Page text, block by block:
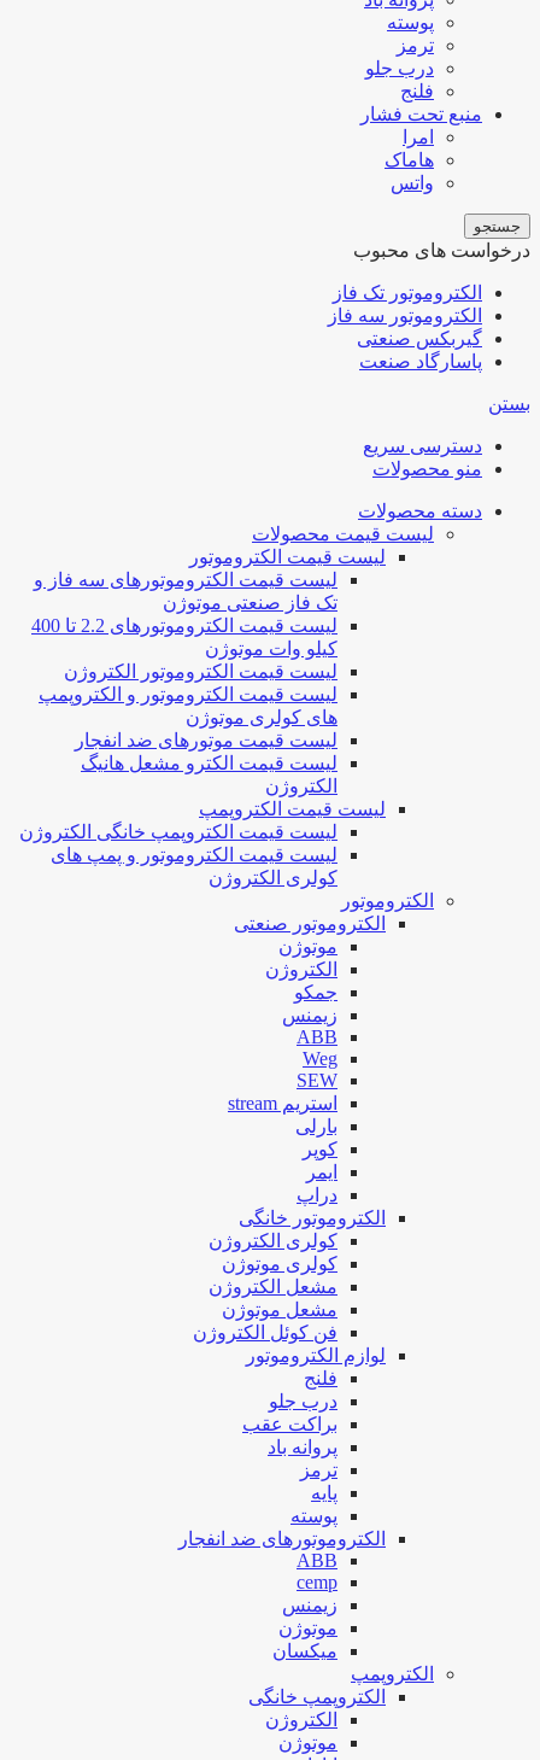
پوسته
ترمز
درب جلو
فلنج
منبع تحت فشار
امرا
هاماک
واتس
جستجو
درخواست های محبوب
الکتروموتور تک فاز
الکتروموتور سه فاز
گیربکس صنعتی
پاسارگاد صنعت
بستن
دسترسی سریع
منو محصولات
دسته محصولات
لیست قیمت محصولات
لیست قیمت الکتروموتور
لیست قیمت الکتروموتورهای سه فاز و
تک فاز صنعتی موتوژن
لیست قیمت الکتروموتورهای 2.2 تا 400
کیلو وات موتوژن
لیست قیمت الکتروموتور الکتروژن
لیست قیمت الکتروموتور و الکتروپمپ
های کولری موتوژن
لیست قیمت موتورهای ضد انفجار
لیست قیمت الکترو مشعل هانیگ
الکتروژن
لیست قیمت الکتروپمپ
لیست قیمت الکتروپمپ خانگی الکتروژن
لیست قیمت الکتروموتور و پمپ های
کولری الکتروژن
الکتروموتور
الکتروموتور صنعتی
موتوژن
الکتروژن
جمکو
زیمنس
ABB
Weg
SEW
استریم stream
بارلی
کوپر
ایمر
دراپ
الکتروموتور خانگی
کولری الکتروژن
کولری موتوژن
مشعل الکتروژن
مشعل موتوژن
فن کوئل الکتروژن
لوازم الکتروموتور
فلنج
درب جلو
براکت عقب
پروانه باد
ترمز
پایه
پوسته
الکتروموتورهای ضد انفجار
ABB
cemp
زیمنس
موتوژن
میکسان
الکتروپمپ
الکتروپمپ خانگی
الکتروژن
موتوژن